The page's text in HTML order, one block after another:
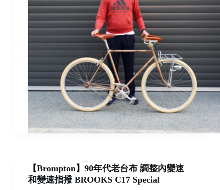
【Brompton】90年代老台布 調整內變速
和變速指撥 BROOKS C17 Special